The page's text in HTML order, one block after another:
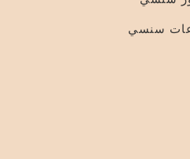
سنسي